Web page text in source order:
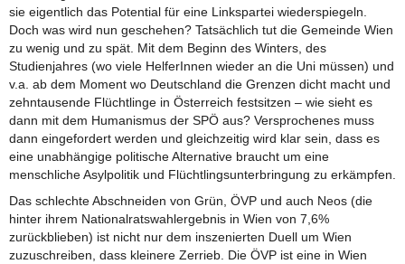
sie eigentlich das Potential für eine Linkspartei wiederspiegeln.
Doch was wird nun geschehen? Tatsächlich tut die Gemeinde Wien
zu wenig und zu spät. Mit dem Beginn des Winters, des
Studienjahres (wo viele HelferInnen wieder an die Uni müssen) und
v.a. ab dem Moment wo Deutschland die Grenzen dicht macht und
zehntausende Flüchtlinge in Österreich festsitzen – wie sieht es
dann mit dem Humanismus der SPÖ aus? Versprochenes muss
dann eingefordert werden und gleichzeitig wird klar sein, dass es
eine unabhängige politische Alternative braucht um eine
menschliche Asylpolitik und Flüchtlingsunterbringung zu erkämpfen.
Das schlechte Abschneiden von Grün, ÖVP und auch Neos (die
hinter ihrem Nationalratswahlergebnis in Wien von 7,6%
zurückblieben) ist nicht nur dem inszenierten Duell um Wien
zuzuschreiben, dass kleinere Zerrieb. Die ÖVP ist eine in Wien